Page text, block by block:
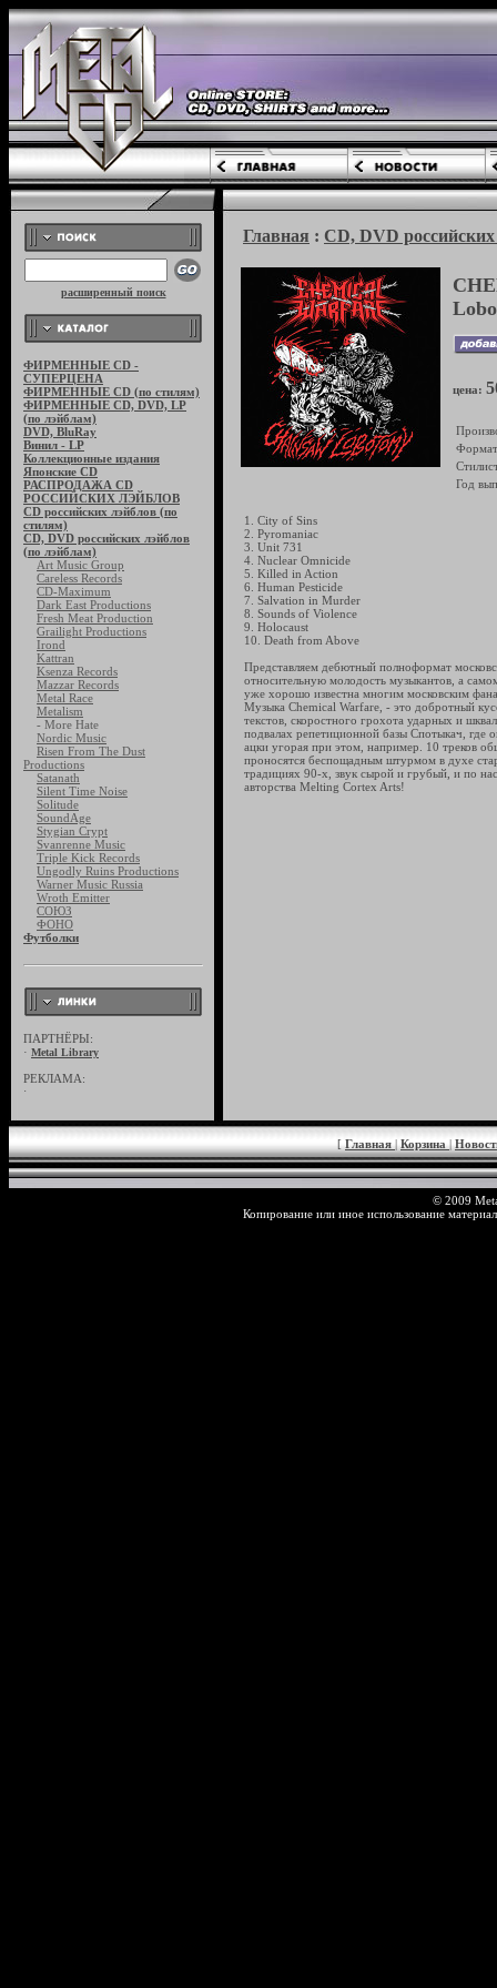
расширенный поиск
ФИРМЕННЫЕ CD -
СУПЕРЦЕНА
ФИРМЕННЫЕ CD (по стилям)
ФИРМЕННЫЕ CD, DVD, LP
(по лэйблам)
DVD, BluRay
Винил - LP
Коллекционные издания
Японские CD
РАСПРОДАЖА CD
РОССИЙСКИХ ЛЭЙБЛОВ
CD российских лэйблов (по
стилям)
CD, DVD российских лэйблов
(по лэйблам)
Art Music Group
Careless Records
CD-Maximum
Dark East Productions
Fresh Meat Production
Grailight Productions
Irond
Kattran
Ksenza Records
Mazzar Records
Metal Race
Metalism
- More Hate
Nordic Music
Risen From The Dust
Productions
Satanath
Silent Time Noise
Solitude
SoundAge
Stygian Crypt
Svanrenne Music
Triple Kick Records
Ungodly Ruins Productions
Warner Music Russia
Wroth Emitter
СОЮЗ
ФОНО
Футболки
ПАРТНЁРЫ:
· Metal Library
РЕКЛАМА:
·
Главная : CD, DVD
цена:
Год
1. City of Sins
2. Pyromaniac
3. Unit 731
4. Nuclear Omnicide
5. Killed in Action
6. Human Pesticide
7. Salvation in Murder
8. Sounds of Violence
9. Holocaust
10. Death from Above
Представляем дебютный полноформат
относительную молодость музыкантов, а
уже хорошо известна многим московским
Музыка Chemical Warfare, - это добротный
текстов, скоростного грохота ударных и
подвалах репетиционной базы Спотыкач, где
ацки угорая при этом, например. 10 треков
проносятся беспощадным штурмом в духе
традициях 90-х, звук сырой и грубый, и по
авторства Melting Cortex Arts!
[ Главная | Корзина |
© 2009
Копирование или иное использование